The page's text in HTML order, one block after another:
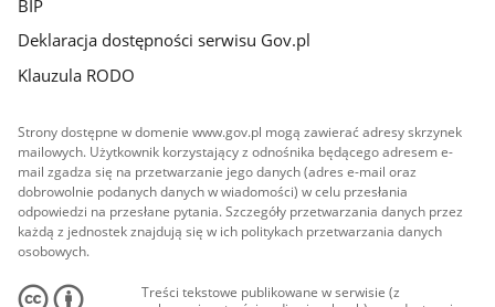
BIP
Deklaracja dostępności serwisu Gov.pl
Klauzula RODO
Strony dostępne w domenie www.gov.pl mogą zawierać adresy skrzynek
mailowych. Użytkownik korzystający z odnośnika będącego adresem e-
mail zgadza się na przetwarzanie jego danych (adres e-mail oraz
dobrowolnie podanych danych w wiadomości) w celu przesłania
odpowiedzi na przesłane pytania. Szczegóły przetwarzania danych przez
każdą z jednostek znajdują się w ich politykach przetwarzania danych
osobowych.
Treści tekstowe publikowane w serwisie (z